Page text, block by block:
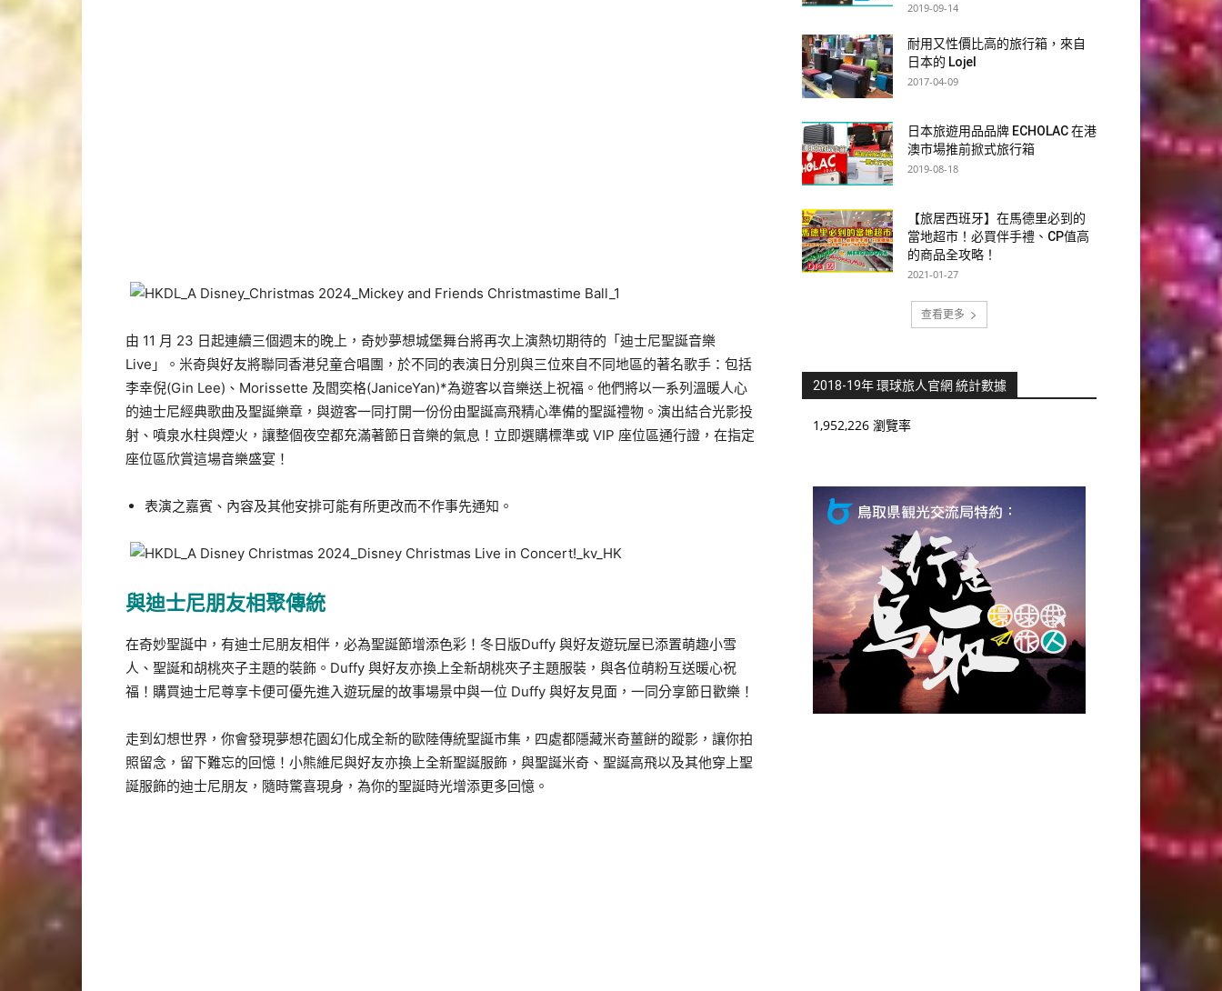
由 11 月 23 日起連續三個週末的晚上，奇妙夢想城堡舞台將再次上演熱切期待的「迪士尼聖誕音樂
Live」。米奇與好友將聯同香港兒童合唱團，於不同的表演日分別與三位來自不同地區的著名歌手：包括
李幸倪(Gin Lee)、Morissette 及閻奕格(JaniceYan)*為遊客以音樂送上祝福。他們將以一系列溫暖人心
的迪士尼經典歌曲及聖誕樂章，與遊客一同打開一份份由聖誕高飛精心準備的聖誕禮物。演出結合光影投
射、噴泉水柱與煙火，讓整個夜空都充滿著節日音樂的氣息！立即選購標準或 VIP 座位區通行證，在指定
座位區欣賞這場音樂盛宴！
表演之嘉賓、內容及其他安排可能有所更改而不作事先通知。
與迪士尼朋友相聚傳統
在奇妙聖誕中，有迪士尼朋友相伴，必為聖誕節增添色彩！冬日版Duffy 與好友遊玩屋已添置萌趣小雪
人、聖誕和胡桃夾子主題的裝飾。Duffy 與好友亦換上全新胡桃夾子主題服裝，與各位萌粉互送暖心祝
福！購買迪士尼尊享卡便可優先進入遊玩屋的故事場景中與一位 Duffy 與好友見面，一同分享節日歡樂！
走到幻想世界，你會發現夢想花園幻化成全新的歐陸傳統聖誕市集，四處都隱藏米奇薑餅的蹤影，讓你拍
照留念，留下難忘的回憶！小熊維尼與好友亦換上全新聖誕服飾，與聖誕米奇、聖誕高飛以及其他穿上聖
誕服飾的迪士尼朋友，隨時驚喜現身，為你的聖誕時光增添更多回憶。
2019-09-14
耐用又性價比高的旅行箱，來自
日本的 Lojel
2017-04-09
日本旅遊用品品牌 ECHOLAC 在港
澳市場推前掀式旅行箱
2019-08-18
【旅居西班牙】在馬德里必到的
當地超市！必買伴手禮、CP值高
的商品全攻略！
2021-01-27
查看更多
2018-19年 環球旅人官網 統計數據
1,952,226 瀏覽率